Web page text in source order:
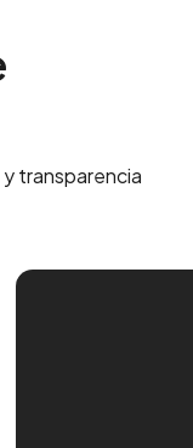
transparencia